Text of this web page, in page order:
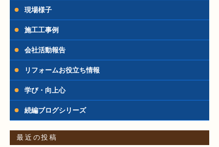
現場様子
施工工事例
会社活動報告
リフォームお役立ち情報
学び・向上心
続編ブログシリーズ
最近の投稿